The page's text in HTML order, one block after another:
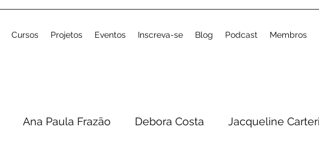
Cursos Projetos Eventos Inscreva-se Blog Podcast Membros
Ana Paula Frazão Debora Costa Jacqueline Carteri